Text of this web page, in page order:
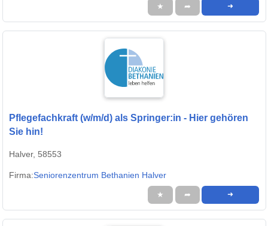
★ ➦ ➜
Pflegefachkraft (w/m/d) als Springer:in - Hier gehören
Sie hin!
Halver, 58553
Firma:Seniorenzentrum Bethanien Halver
★ ➦ ➜